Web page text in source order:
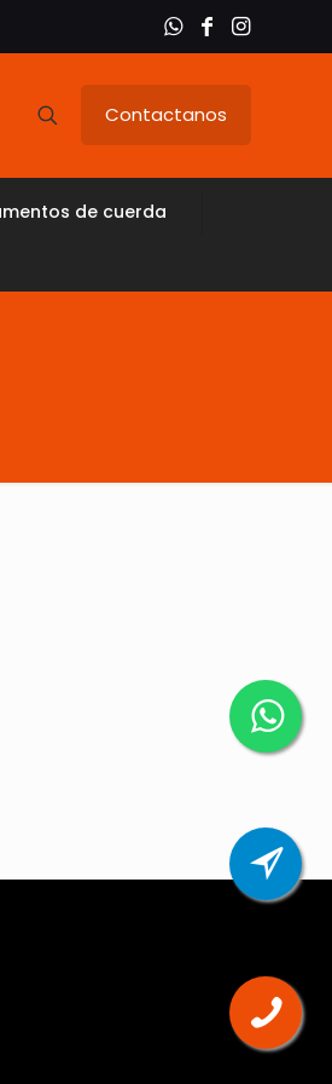
Contactanos
de cuerda